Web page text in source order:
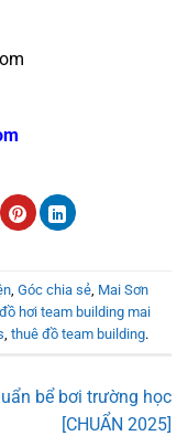
Góc chia sẻ Mai Sơn
đồ hơi team building mai
thuê đồ team building.
bể bơi trường học
[CHUẨN 2025]